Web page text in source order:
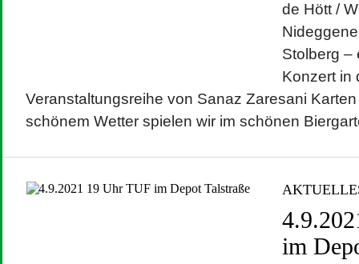
de Hött /
Stolberg –
Konzert in
Veranstaltungsreihe von Sanaz Zaresani
schönem Wetter spielen wir im schönen
im